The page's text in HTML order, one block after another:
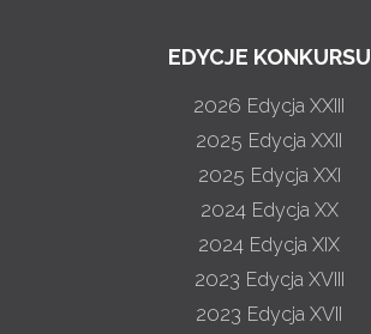
EDYCJE KONKURSU
2026 Edycja XXIII
2025 Edycja XXII
2025 Edycja XXI
2024 Edycja XX
2024 Edycja XIX
2023 Edycja XVIII
2023 Edycja XVII